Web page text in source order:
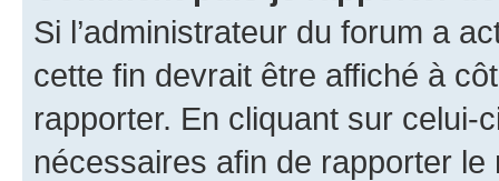
Si l’administrateur du forum a
cette fin devrait être affiché à
rapporter. En cliquant sur
nécessaires afin de rapporter le